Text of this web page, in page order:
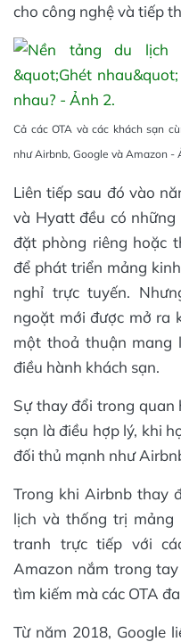
cho công nghệ và tiếp
Cả các OTA và các khách sạn
như Airbnb, Google và Amazon -
Liên tiếp sau đó vào
và Hyatt đều có
đặt phòng riêng hoặc
để phát triển mảng
nghỉ trực tuyến.
ngoặt mới được mở ra
một thoả thuận mang
điều hành khách sạn.
Sự thay đổi trong quan
sạn là điều hợp lý, khi
đối thủ mạnh như
Trong khi Airbnb thay
lịch và thống trị mảng
tranh trực tiếp với
Amazon nắm trong
tìm kiếm mà các OTA
Từ năm 2018, Google